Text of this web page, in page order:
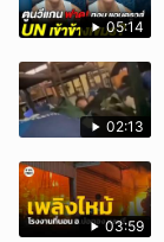
05:14
02:13
03:59